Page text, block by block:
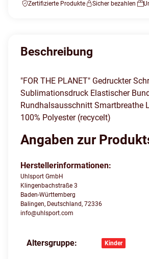
Zertifizierte Produkte Sicher bezahlen
Beschreibung
"FOR THE PLANET" Gedruckter
Sublimationsdruck Elastischer
Rundhalsausschnitt Smartbreathe
100% Polyester (recycelt)
Angaben zur
Herstellerinformationen:
Uhlsport GmbH
Klingenbachstraße 3
Baden-Württemberg
Balingen, Deutschland, 72336
info@uhlsport.com
Produkteigenschaft
Wert
Altersgruppe: Kinder